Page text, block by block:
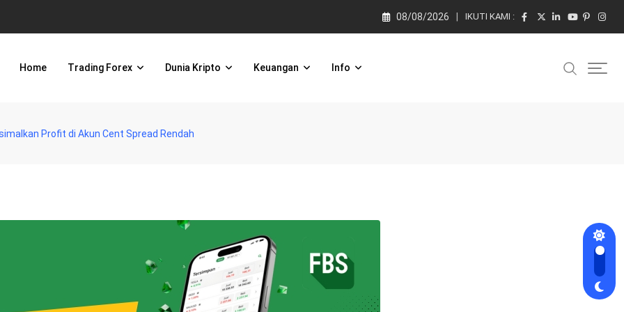
08/08/2026 IKUTI KAMI :
Home Trading Forex Dunia Kripto Keuangan Info
Profit di Akun Cent Spread Rendah